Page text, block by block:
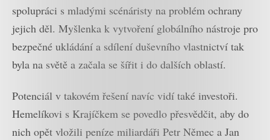
spolupráci s mladými scénáristy na problém ochrany
jejich děl. Myšlenka k vytvoření globálního nástroje pro
bezpečné ukládání a sdílení duševního vlastnictví tak
byla na světě a začala se šířit i do dalších oblastí.
Potenciál v takovém řešení navíc vidí také investoři.
Hemelíkovi s Krajíčkem se povedlo přesvědčit, aby do
nich opět vložili peníze miliardáři Petr Němec a Jan